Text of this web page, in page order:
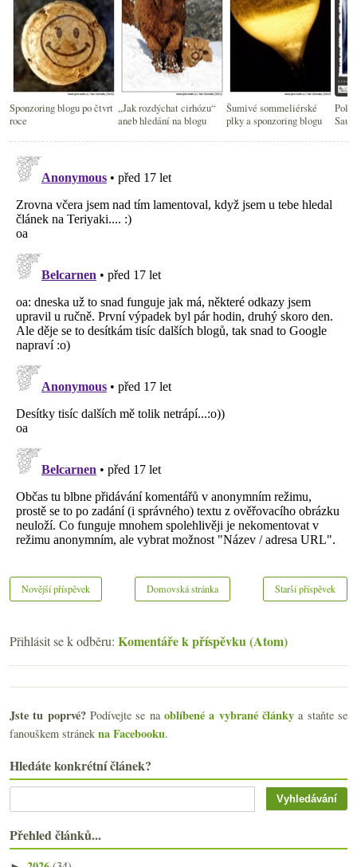
Sponzoring blogu po čtvrt
roce
„Jak rozdýchat cirhózu“
aneb hledání na blogu
Šumivé sommeliérské
plky a sponzoring blogu
blog
Novější příspěvek Starší příspěvek
Domovská stránka
Přihlásit se k odběru: Komentáře k příspěvku (Atom)
Jste tu poprvé?Podívejte se naoblíbené a vybrané články a staňte se
fanouškem stránek na Facebooku.
Hledáte konkrétní článek?
Přehled článků...